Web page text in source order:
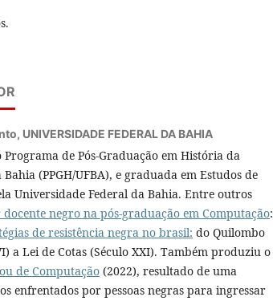
UNIVERSIDADE FEDERAL DA BAHIA
de Pós-Graduação em História da
(PPGH/UFBA), e graduada em Estudos de
Universidade Federal da Bahia. Entre outros
docente negro na pós-graduação em Computação:
de resistência negra no brasil: do Quilombo
a Lei de Cotas (Século XXI). Também produziu o
de Computação (2022), resultado de uma
enfrentados por pessoas negras para ingressar